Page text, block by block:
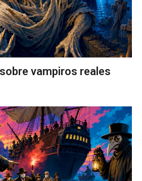
vampiros reales